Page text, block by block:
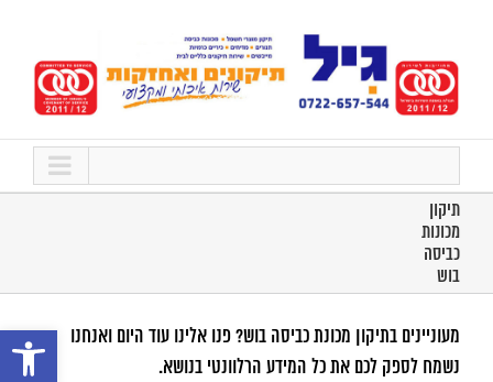
פתח
תיקון
מכונות
כביסה
בוש
מעוניינים בתיקון מכונת כביסה בוש? פנו אלינו עוד היום ואנחנו
נשמח לספק לכם את כל המידע הרלוונטי בנושא.